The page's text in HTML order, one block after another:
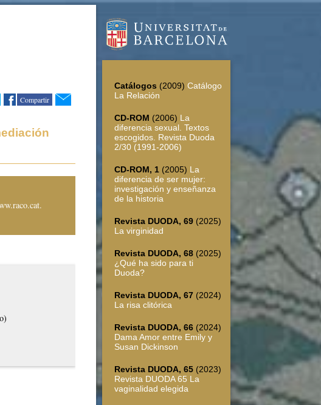
Compartir
.
Catálogos (2009)Catálogo
La Relación
CD-ROM (2006) La
diferencia sexual. Textos
escogidos. Revista Duoda
2/30 (1991-2006)
CD-ROM, 1 (2005) La
diferencia de ser mujer:
investigación y enseñanza
de la historia
Revista DUODA, 69 (2025)
La virginidad
Revista DUODA, 68 (2025)
¿Qué ha sido para ti
Duoda?
Revista DUODA, 67 (2024)
La risa clitórica
Revista DUODA, 66 (2024)
Dama Amor entre Emily y
Susan Dickinson
Revista DUODA, 65 (2023)
Revista DUODA 65 La
vaginalidad elegida